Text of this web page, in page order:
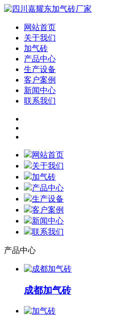
网站首页
关于我们
加气砖
产品中心
生产设备
客户案例
新闻中心
联系我们
网站首页
关于我们
加气砖
产品中心
生产设备
客户案例
新闻中心
联系我们
产品中心
成都加气砖